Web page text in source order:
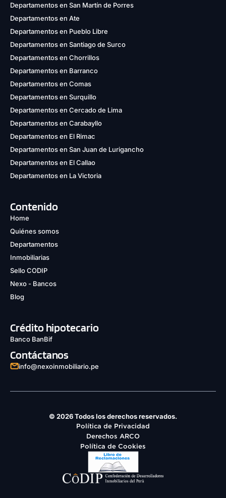
Departamentos en San Martín de Porres
Departamentos en Ate
Departamentos en Pueblo Libre
Departamentos en Santiago de Surco
Departamentos en Chorrillos
Departamentos en Barranco
Departamentos en Comas
Departamentos en Surquillo
Departamentos en Cercado de Lima
Departamentos en Carabayllo
Departamentos en El Rimac
Departamentos en San Juan de Lurigancho
Departamentos en El Callao
Departamentos en La Victoria
Contenido
Home
Quiénes somos
Departamentos
Inmobiliarias
Sello CODIP
Nexo - Bancos
Blog
Crédito hipotecario
Banco BanBif
Contáctanos
info@nexoinmobiliario.pe
© 2026 Todos los derechos reservados.
Política de Privacidad
Derechos ARCO
Política de Cookies